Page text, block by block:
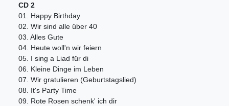
CD 2
01. Happy Birthday
02. Wir sind alle über 40
03. Alles Gute
04. Heute woll'n wir feiern
05. I sing a Liad für di
06. Kleine Dinge im Leben
07. Wir gratulieren (Geburtstagslied)
08. It's Party Time
09. Rote Rosen schenk' ich dir